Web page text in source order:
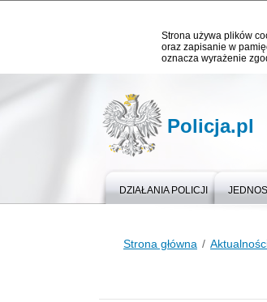
Strona używa plików
oraz zapisanie w
oznacza wyrażenie
Policja.pl
DZIAŁANIA POLICJI
Strona główna